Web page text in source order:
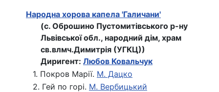
Народна хорова капела 'Галичани'
(с. Оброшино Пустомитівського р-ну
Львівської обл., народний дім, храм
св.влмч.Димитрія (УГКЦ))
Диригент: Любов Ковальчук
1. Покров Марії. М. Дацко
2. Гей по горі. М. Вербицький